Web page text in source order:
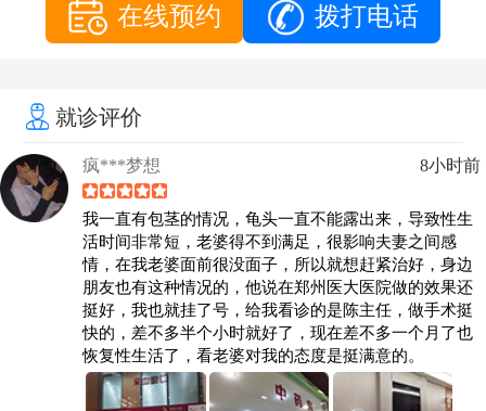
在线预约 拨打电话
就诊评价
疯***梦想 8小时前
我一直有包茎的情况，龟头一直不能露出来，导致性生
活时间非常短，老婆得不到满足，很影响夫妻之间感
情，在我老婆面前很没面子，所以就想赶紧治好，身边
朋友也有这种情况的，他说在郑州医大医院做的效果还
挺好，我也就挂了号，给我看诊的是陈主任，做手术挺
快的，差不多半个小时就好了，现在差不多一个月了也
恢复性生活了，看老婆对我的态度是挺满意的。